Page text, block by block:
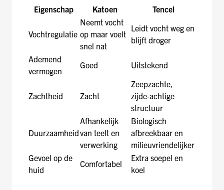
Eigenschap Katoen Tencel
Vochtregulatie
Neemt vocht
op maar voelt
snel nat
Leidt vocht weg en
blijft droger
Ademend
vermogen
Goed Uitstekend
Zachtheid Zacht
Zeepzachte,
zijde‑achtige
structuur
Duurzaamheid
Afhankelijk
van teelt en
verwerking
Biologisch
afbreekbaar en
milieuvriendelijker
Gevoel op de
huid
Comfortabel
Extra soepel en
koel